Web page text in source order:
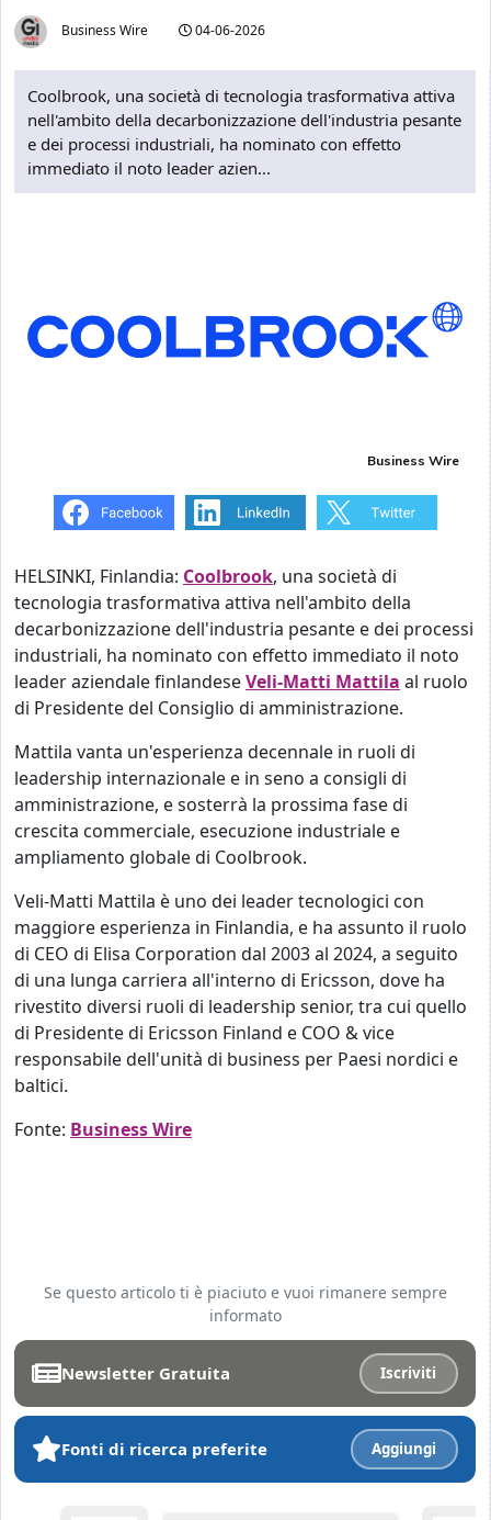
Business Wire 04-06-2026
Coolbrook, una società di tecnologia trasformativa attiva
nell'ambito della decarbonizzazione dell'industria pesante
e dei processi industriali, ha nominato con effetto
immediato il noto leader azien...
Business Wire
HELSINKI, Finlandia: Coolbrook, una società di
tecnologia trasformativa attiva nell'ambito della
decarbonizzazione dell'industria pesante e dei processi
industriali, ha nominato con effetto immediato il noto
leader aziendale finlandeseVeli-Matti Mattila al ruolo
di Presidente del Consiglio di amministrazione.
Mattila vanta un'esperienza decennale in ruoli di
leadership internazionale e in seno a consigli di
amministrazione, e sosterrà la prossima fase di
crescita commerciale, esecuzione industriale e
ampliamento globale di Coolbrook.
Veli-Matti Mattila è uno dei leader tecnologici con
maggiore esperienza in Finlandia, e ha assunto il ruolo
di CEO di Elisa Corporation dal 2003 al 2024, a seguito
di una lunga carriera all'interno di Ericsson, dove ha
rivestito diversi ruoli di leadership senior, tra cui quello
di Presidente di Ericsson Finland e COO & vice
responsabile dell'unità di business per Paesi nordici e
baltici.
Fonte: Business Wire
Se questo articolo ti è piaciuto e vuoi rimanere sempre
informato
Newsletter Gratuita Iscriviti
Fonti di ricerca preferite Aggiungi